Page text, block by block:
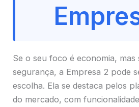
Se o seu foco é economia, mas
segurança, a Empresa 2 pode
escolha. Ela se destaca pelos
do mercado, com